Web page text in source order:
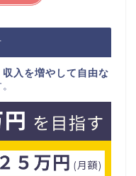
収入を増やして自由な